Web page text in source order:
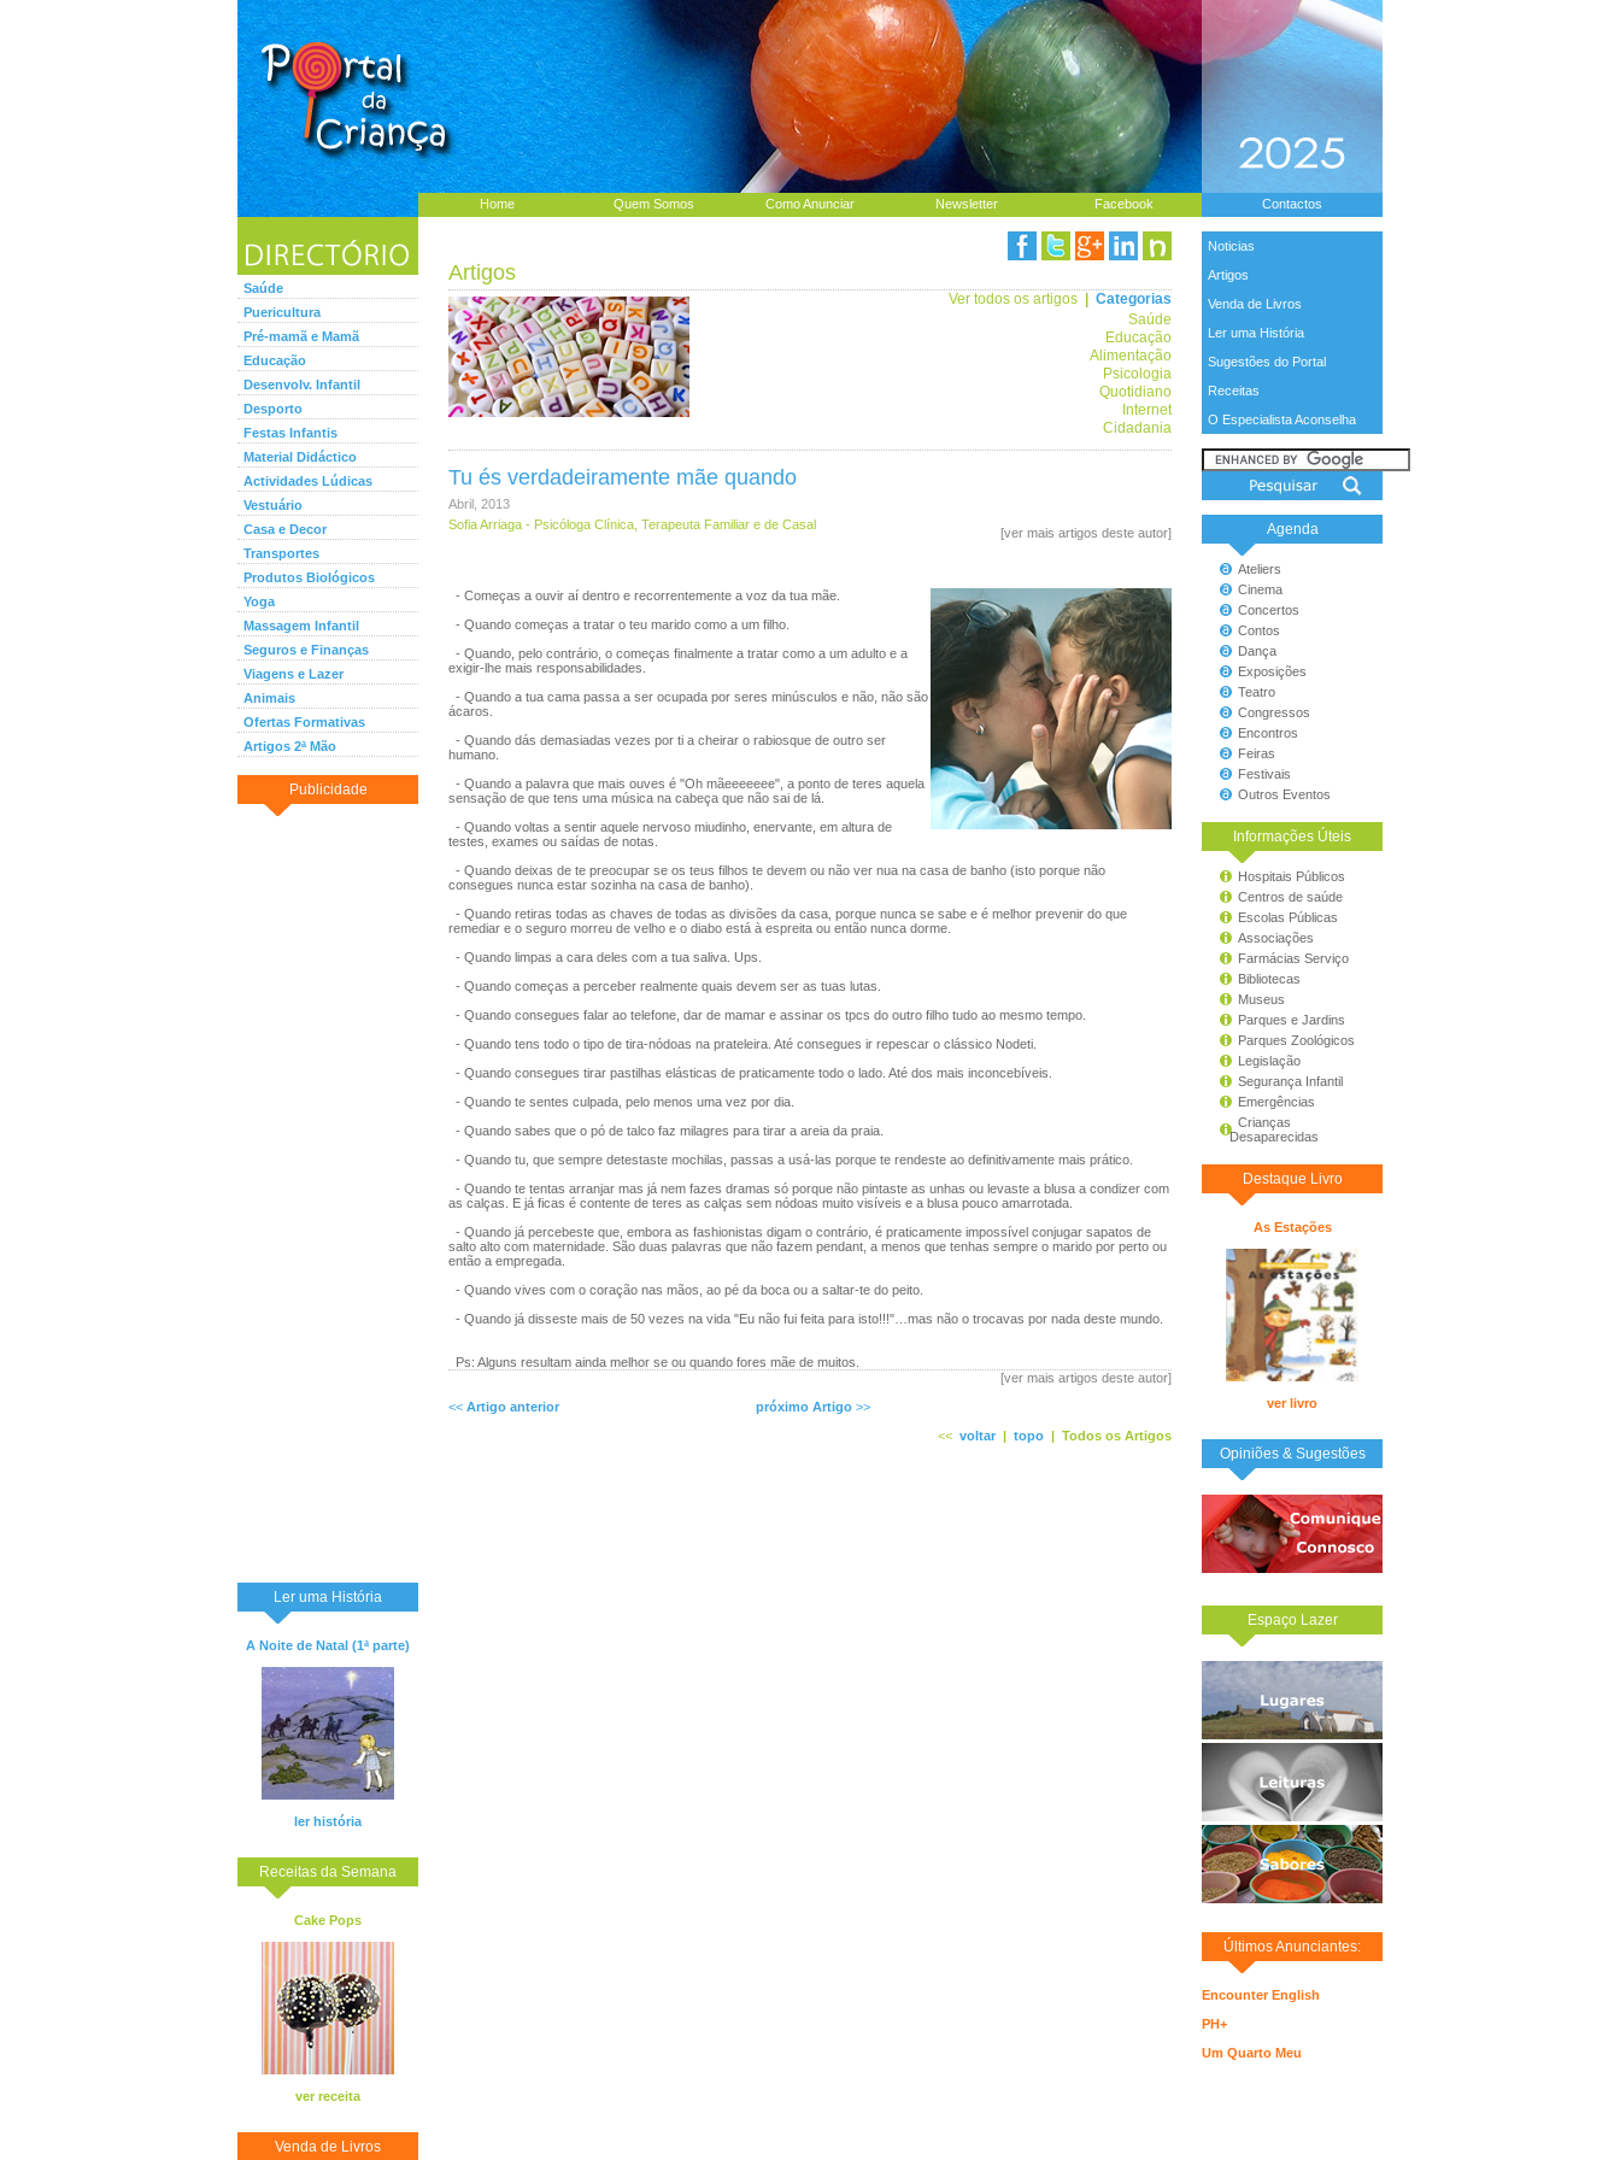
Home Quem Somos Como Anunciar Newsletter Facebook Contactos
Saúde
Puericultura
Pré-mamã e Mamã
Educação
Desenvolv. Infantil
Desporto
Festas Infantis
Material Didáctico
Actividades Lúdicas
Vestuário
Casa e Decor
Transportes
Produtos Biológicos
Yoga
Massagem Infantil
Seguros e Finanças
Viagens e Lazer
Animais
Ofertas Formativas
Artigos 2ª Mão
Publicidade
Ler uma História
A Noite de Natal (1ª parte)
ler história
Receitas da Semana
Cake Pops
ver receita
Venda de Livros
Noticias
Artigos
Venda de Livros
Ler uma História
Sugestões do Portal
Receitas
O Especialista Aconselha
Agenda
Ateliers
Cinema
Concertos
Contos
Dança
Exposições
Teatro
Congressos
Encontros
Feiras
Festivais
Outros Eventos
Informações Úteis
Hospitais Públicos
Centros de saúde
Escolas Públicas
Associações
Farmácias Serviço
Bibliotecas
Museus
Parques e Jardins
Parques Zoológicos
Legislação
Segurança Infantil
Emergências
Crianças
Desaparecidas
Destaque Livro
As Estações
ver livro
Opiniões & Sugestões
Espaço Lazer
Últimos Anunciantes:
Encounter English
PH+
Um Quarto Meu
Artigos
Ver todos os artigos | Categorias
Saúde
Educação
Alimentação
Psicologia
Quotidiano
Internet
Cidadania
Tu és verdadeiramente mãe quando
Abril, 2013
Sofia Arriaga - Psicóloga Clínica, Terapeuta Familiar e de Casal
[ver mais artigos deste autor]
- Começas a ouvir aí dentro e recorrentemente a voz da tua mãe.
- Quando começas a tratar o teu marido como a um filho.
- Quando, pelo contrário, o começas finalmente a tratar como a um adulto e a
exigir-lhe mais responsabilidades.
- Quando a tua cama passa a ser ocupada por seres minúsculos e não, não são
ácaros.
- Quando dás demasiadas vezes por ti a cheirar o rabiosque de outro ser
humano.
- Quando a palavra que mais ouves é "Oh mãeeeeeee", a ponto de teres aquela
sensação de que tens uma música na cabeça que não sai de lá.
- Quando voltas a sentir aquele nervoso miudinho, enervante, em altura de
testes, exames ou saídas de notas.
- Quando deixas de te preocupar se os teus filhos te devem ou não ver nua na casa de banho (isto porque não
consegues nunca estar sozinha na casa de banho).
- Quando retiras todas as chaves de todas as divisões da casa, porque nunca se sabe e é melhor prevenir do que
remediar e o seguro morreu de velho e o diabo está à espreita ou então nunca dorme.
- Quando limpas a cara deles com a tua saliva. Ups.
- Quando começas a perceber realmente quais devem ser as tuas lutas.
- Quando consegues falar ao telefone, dar de mamar e assinar os tpcs do outro filho tudo ao mesmo tempo.
- Quando tens todo o tipo de tira-nódoas na prateleira. Até consegues ir repescar o clássico Nodeti.
- Quando consegues tirar pastilhas elásticas de praticamente todo o lado. Até dos mais inconcebíveis.
- Quando te sentes culpada, pelo menos uma vez por dia.
- Quando sabes que o pó de talco faz milagres para tirar a areia da praia.
- Quando tu, que sempre detestaste mochilas, passas a usá-las porque te rendeste ao definitivamente mais prático.
- Quando te tentas arranjar mas já nem fazes dramas só porque não pintaste as unhas ou levaste a blusa a condizer com
as calças. E já ficas é contente de teres as calças sem nódoas muito visíveis e a blusa pouco amarrotada.
- Quando já percebeste que, embora as fashionistas digam o contrário, é praticamente impossível conjugar sapatos de
salto alto com maternidade. São duas palavras que não fazem pendant, a menos que tenhas sempre o marido por perto ou
então a empregada.
- Quando vives com o coração nas mãos, ao pé da boca ou a saltar-te do peito.
- Quando já disseste mais de 50 vezes na vida "Eu não fui feita para isto!!!"…mas não o trocavas por nada deste mundo.
Ps: Alguns resultam ainda melhor se ou quando fores mãe de muitos.
[ver mais artigos deste autor]
<< Artigo anterior próximo Artigo >>
<< voltar | topo | Todos os Artigos